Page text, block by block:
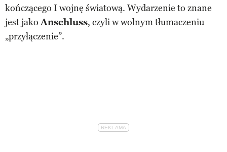
kończącego I wojnę światową. Wydarzenie to znane
jest jakoAnschluss, czyli w wolnym tłumaczeniu
„przyłączenie”.